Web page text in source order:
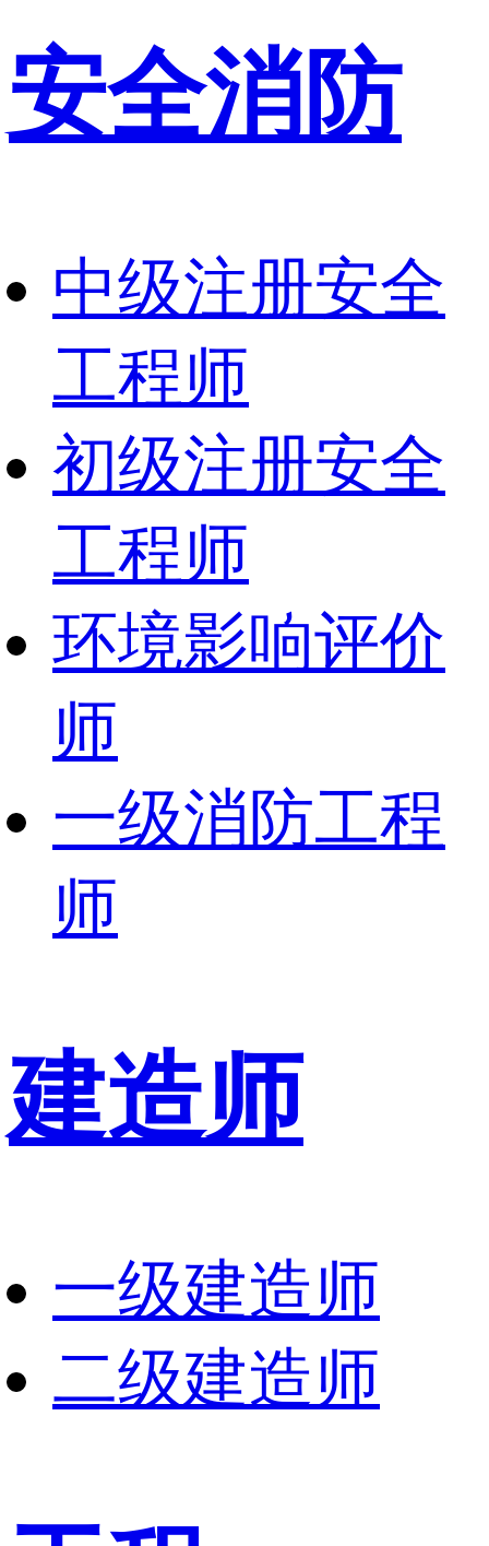
安全消防
中级注册安全
工程师
初级注册安全
工程师
环境影响评价
师
一级消防工程
师
建造师
一级建造师
二级建造师